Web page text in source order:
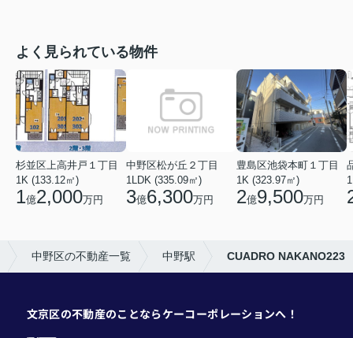
よく見られている物件
杉並区上高井戸１丁目
1K (133.12㎡)
1億2,000万円
中野区松が丘２丁目
1LDK (335.09㎡)
3億6,300万円
豊島区池袋本町１丁目
1K (323.97㎡)
2億9,500万円
中野区の不動産一覧 中野駅 CUADRO NAKANO223
文京区の不動産のことならケーコーポレーションへ！